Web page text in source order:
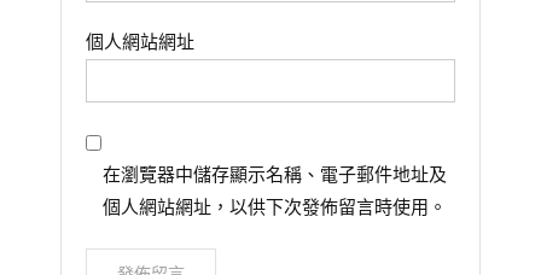
個人網站網址
在瀏覽器中儲存顯示名稱、電子郵件地址及
個人網站網址，以供下次發佈留言時使用。